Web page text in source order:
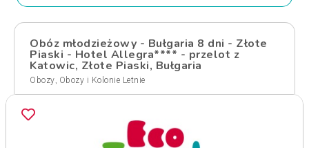
Obóz młodzieżowy - Bułgaria 8 dni - Złote
Piaski - Hotel Allegra**** - przelot z
Katowic, Złote Piaski, Bułgaria
Obozy, Obozy i Kolonie Letnie